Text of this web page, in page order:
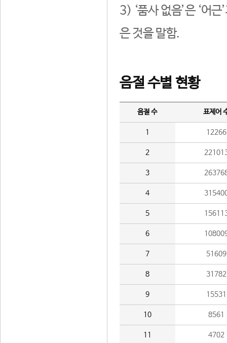
3) ‘품사 없음’은 ‘어
은 것을 말함.
음절 수별 현황
음절 수 표제어
1 12266
2
3
4
5
6
7 51609
8 31782
9 15531
10 8561
11 4702